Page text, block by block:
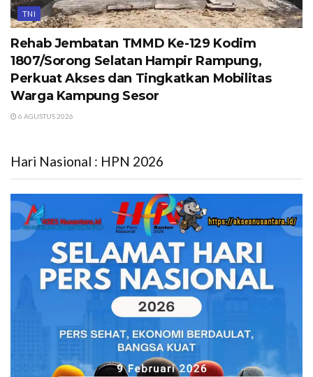
TNI
Rehab Jembatan TMMD Ke-129 Kodim
1807/Sorong Selatan Hampir Rampung,
Perkuat Akses dan Tingkatkan Mobilitas
Warga Kampung Sesor
6 AGUSTUS 2026
Hari Nasional : HPN 2026